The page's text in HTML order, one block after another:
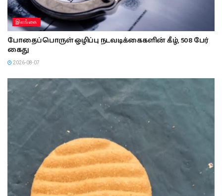
இலங்கை
போதைப்பொருள் ஒழிப்பு நடவடிக்கைகளின் கீழ், 508 பேர்
கைது
2026-08-07